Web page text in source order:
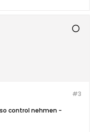
#3
control nehmen -